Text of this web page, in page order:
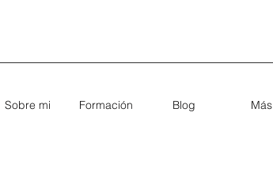
Sobre mi Formación Blog Más